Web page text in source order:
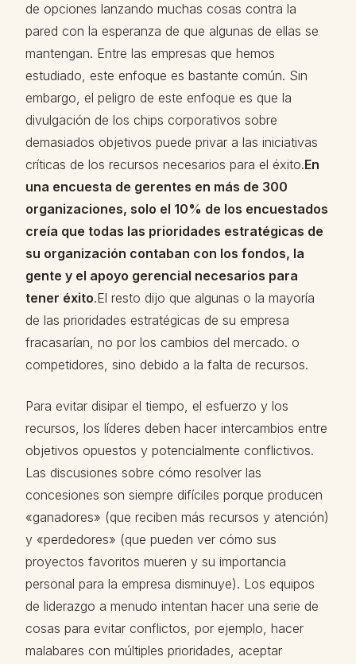
de opciones lanzando muchas cosas contra la
pared con la esperanza de que algunas de ellas se
mantengan. Entre las empresas que hemos
estudiado, este enfoque es bastante común. Sin
embargo, el peligro de este enfoque es que la
divulgación de los chips corporativos sobre
demasiados objetivos puede privar a las iniciativas
críticas de los recursos necesarios para el éxito.En
una encuesta de gerentes en más de 300
organizaciones, solo el 10% de los encuestados
creía que todas las prioridades estratégicas de
su organización contaban con los fondos, la
gente y el apoyo gerencial necesarios para
tener éxito.El resto dijo que algunas o la mayoría
de las prioridades estratégicas de su empresa
fracasarían, no por los cambios del mercado. o
competidores, sino debido a la falta de recursos.
Para evitar disipar el tiempo, el esfuerzo y los
recursos, los líderes deben hacer intercambios entre
objetivos opuestos y potencialmente conflictivos.
Las discusiones sobre cómo resolver las
concesiones son siempre difíciles porque producen
«ganadores» (que reciben más recursos y atención)
y «perdedores» (que pueden ver cómo sus
proyectos favoritos mueren y su importancia
personal para la empresa disminuye). Los equipos
de liderazgo a menudo intentan hacer una serie de
cosas para evitar conflictos, por ejemplo, hacer
malabares con múltiples prioridades, aceptar